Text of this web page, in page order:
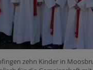
zehn Kinder in